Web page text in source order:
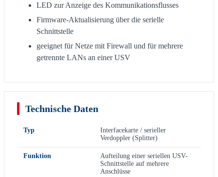
LED zur Anzeige des Kommunikationsflusses
Firmware-Aktualisierung über die serielle
Schnittstelle
geeignet für Netze mit Firewall und für mehrere
getrennte LANs an einer USV
Technische Daten
Typ
Interfacekarte / serieller
Verdoppler (Splitter)
Funktion
Aufteilung einer seriellen USV-
Schnittstelle auf mehrere
Anschlüsse